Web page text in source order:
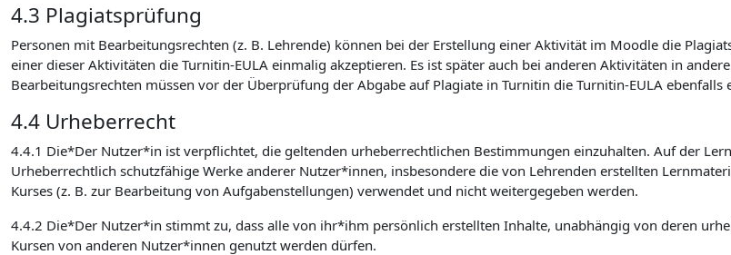
4.3 Plagiatsprüfung
Personen mit Bearbeitungsrechten (z. B. Lehrende) können bei der Erstellung einer Aktivität im Moodle die
einer dieser Aktivitäten die Turnitin-EULA einmalig akzeptieren. Es ist später auch bei anderen Aktivitäten in
Bearbeitungsrechten müssen vor der Überprüfung der Abgabe auf Plagiate in Turnitin die Turnitin-EULA ebenfalls
4.4 Urheberrecht
4.4.1 Die*Der Nutzer*in ist verpflichtet, die geltenden urheberrechtlichen Bestimmungen einzuhalten. Auf der
Urheberrechtlich schutzfähige Werke anderer Nutzer*innen, insbesondere die von Lehrenden erstellten
Kurses (z. B. zur Bearbeitung von Aufgabenstellungen) verwendet und nicht weitergegeben werden.
4.4.2 Die*Der Nutzer*in stimmt zu, dass alle von ihr*ihm persönlich erstellten Inhalte, unabhängig von deren
Kursen von anderen Nutzer*innen genutzt werden dürfen.